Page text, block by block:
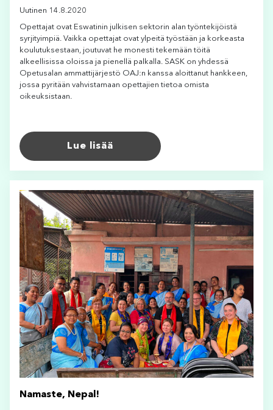
Uutinen 14.8.2020
Opettajat ovat Eswatinin julkisen sektorin alan työntekijöistä
syrjityimpiä. Vaikka opettajat ovat ylpeitä työstään ja korkeasta
koulutuksestaan, joutuvat he monesti tekemään töitä
alkeellisissa oloissa ja pienellä palkalla. SASK on yhdessä
Opetusalan ammattijärjestö OAJ:n kanssa aloittanut hankkeen,
jossa pyritään vahvistamaan opettajien tietoa omista
oikeuksistaan.
Lue lisää
Namaste, Nepal!